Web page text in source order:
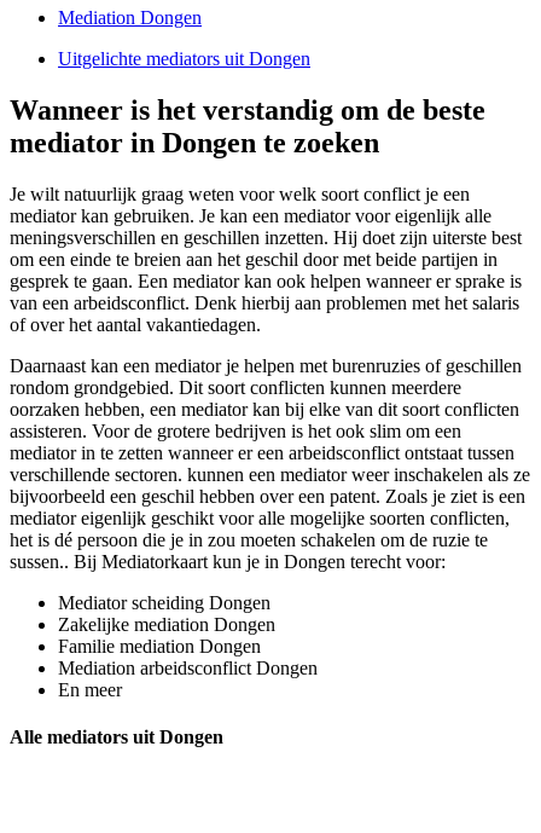
Mediation Dongen
Uitgelichte mediators uit Dongen
Wanneer is het verstandig om de beste
mediator in Dongen te zoeken
Je wilt natuurlijk graag weten voor welk soort conflict je een
mediator kan gebruiken. Je kan een mediator voor eigenlijk alle
meningsverschillen en geschillen inzetten. Hij doet zijn uiterste best
om een einde te breien aan het geschil door met beide partijen in
gesprek te gaan. Een mediator kan ook helpen wanneer er sprake is
van een arbeidsconflict. Denk hierbij aan problemen met het salaris
of over het aantal vakantiedagen.
Daarnaast kan een mediator je helpen met burenruzies of geschillen
rondom grondgebied. Dit soort conflicten kunnen meerdere
oorzaken hebben, een mediator kan bij elke van dit soort conflicten
assisteren. Voor de grotere bedrijven is het ook slim om een
mediator in te zetten wanneer er een arbeidsconflict ontstaat tussen
verschillende sectoren. kunnen een mediator weer inschakelen als ze
bijvoorbeeld een geschil hebben over een patent. Zoals je ziet is een
mediator eigenlijk geschikt voor alle mogelijke soorten conflicten,
het is dé persoon die je in zou moeten schakelen om de ruzie te
sussen.. Bij Mediatorkaart kun je in Dongen terecht voor:
Mediator scheiding Dongen
Zakelijke mediation Dongen
Familie mediation Dongen
Mediation arbeidsconflict Dongen
En meer
Alle mediators uit Dongen